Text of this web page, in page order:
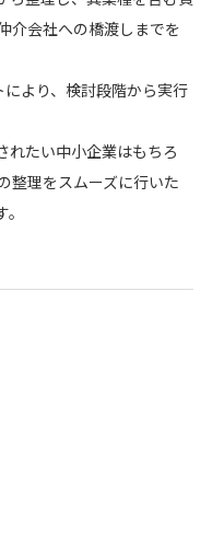
介会社への橋渡しまでを
より、検討段階から実行
れたい中小企業はもちろ
整理をスムーズに行いた